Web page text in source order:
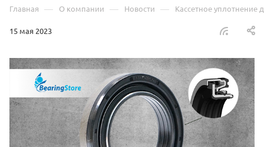
Главная — О компании — Новости — Кассетное уплотнение
15 мая 2023